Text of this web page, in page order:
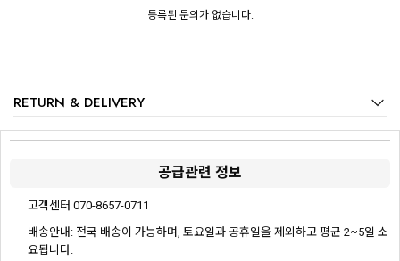
등록된 문의가 없습니다.
RETURN & DELIVERY
공급관련 정보
고객센터 070-8657-0711
배송안내: 전국 배송이 가능하며, 토요일과 공휴일을 제외하고 평균 2~5일 소
요됩니다.